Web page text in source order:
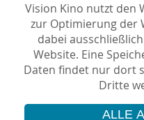
Autor*in: Dr. Lisa
Aktualisierung: 15.12.2023
Vision Kino nutzt den
zur Optimierung der
dabei
Website. Eine
Daten findet nur dort
Dritte
ALLE